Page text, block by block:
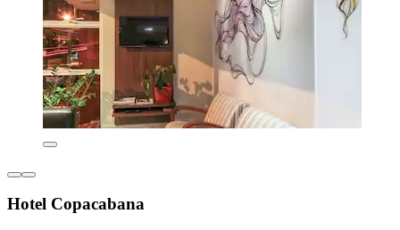
Hotel Copacabana